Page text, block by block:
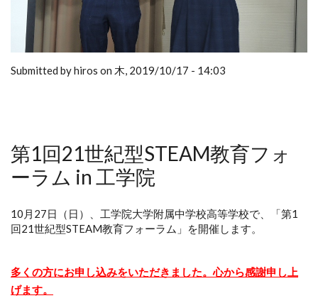
Submitted by hiros on 木, 2019/10/17 - 14:03
第1回21世紀型STEAM教育フォ
ーラム in 工学院
10月27日（日）、工学院大学附属中学校高等学校で、「第1
回21世紀型STEAM教育フォーラム」を開催します。
多くの方にお申し込みをいただきました。心から感謝申し上
げます。